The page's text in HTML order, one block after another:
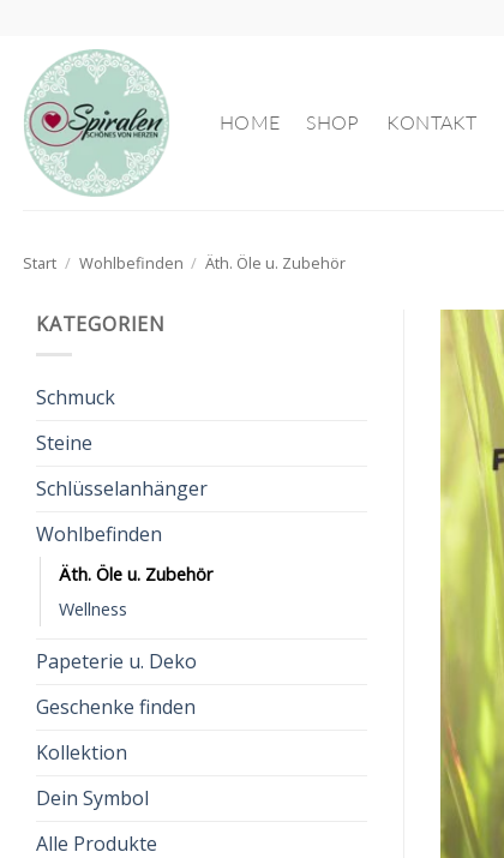
springen
HOME SHOP KONTAKT
Start / Wohlbefinden / Äth. Öle u. Zubehör
KATEGORIEN
Schmuck
Steine
Schlüsselanhänger
Wohlbefinden
Äth. Öle u. Zubehör
Wellness
Papeterie u. Deko
Geschenke finden
Kollektion
Dein Symbol
Alle Produkte